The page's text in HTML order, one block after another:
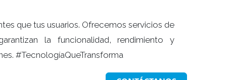
que tus usuarios. Ofrecemos servicios de
la funcionalidad, rendimiento y
#TecnologíaQueTransforma